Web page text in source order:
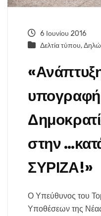
6 Ιουνίου 2016
Δελτία τύπου,
στην
ΣΥΡΙΖΑ!»
Ο Υπεύθυνος του
Υποθέσεων της